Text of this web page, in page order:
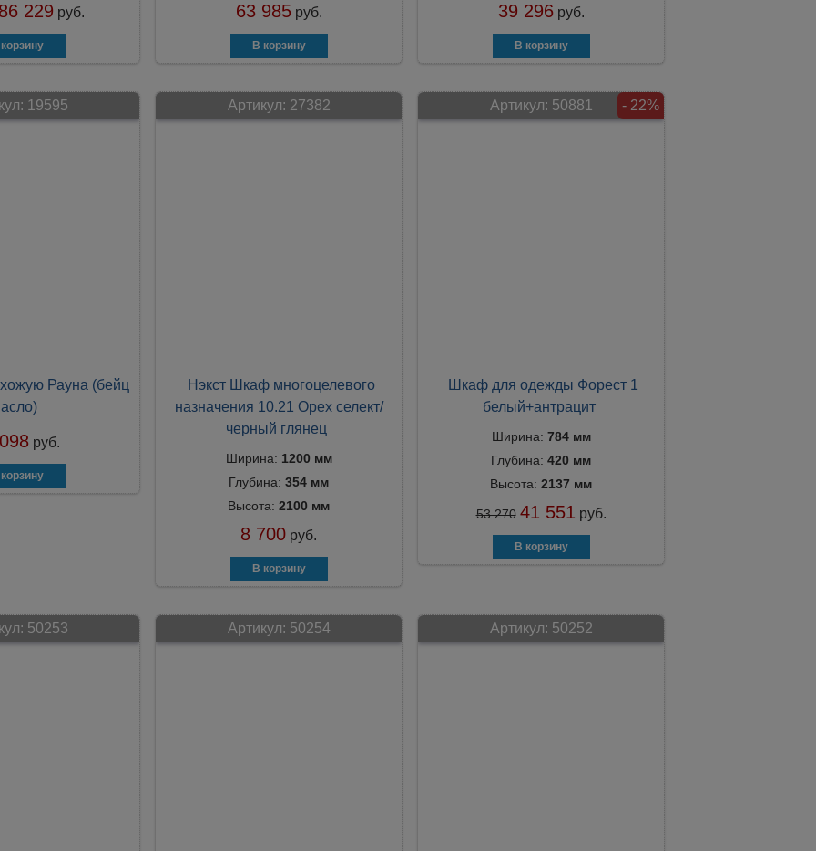
229 руб. 63 985 руб. 39 296 руб.
19595
Рауна (бейц
руб.
Артикул: 27382
Нэкст Шкаф многоцелевого
назначения 10.21 Орех селект/
черный глянец
Ширина: 1200 мм
Глубина: 354 мм
Высота: 2100 мм
8 700 руб.
Артикул: 50881 - 22%
Шкаф для одежды Форест 1
белый+антрацит
Ширина: 784 мм
Глубина: 420 мм
Высота: 2137 мм
53 270 41 551 руб.
50253 Артикул: 50254 Артикул: 50252